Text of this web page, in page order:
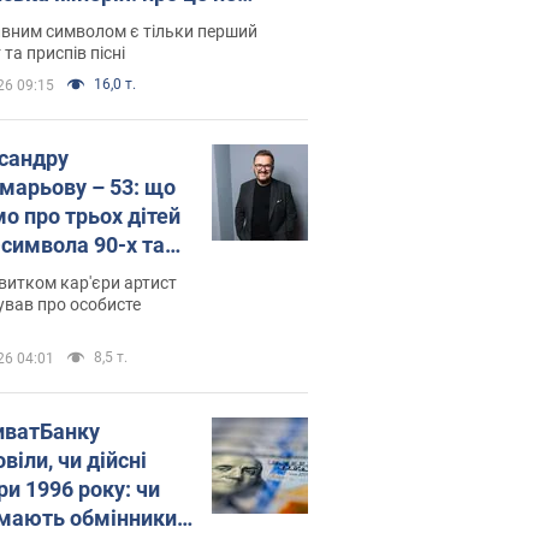
у школі
символом є тільки перший
приспів пісні
09:15 16,0 т.
– 53: що
про трьох дітей
90-х та
вони
кар'єри артист
про особисте
04:01 8,5 т.
чи дійсні
1996 року: чи
обмінники